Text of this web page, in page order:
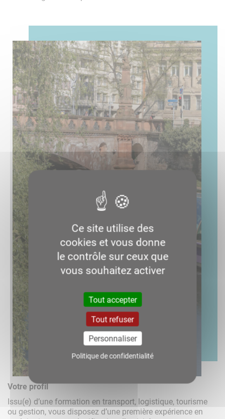
Votre profil
Issu(e) d’une formation en transport, logistique, tourisme
ou gestion, vous disposez d’une première expérience en
Ce site utilise des
cookies et vous donne
le contrôle sur ceux que
vous souhaitez activer
Tout accepter
Tout refuser
Personnaliser
Politique de confidentialité